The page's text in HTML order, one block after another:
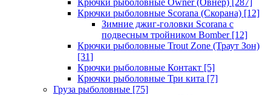
Крючки рыболовные Owner (Овнер) [287]
Крючки рыболовные Scorana (Скорана) [12]
Зимние джиг-головки Scorana с
подвесным тройником Bomber[12]
Крючки рыболовные Trout Zone (Траут Зон)
[31]
Крючки рыболовные Контакт [5]
Крючки рыболовные Три кита [7]
Груза рыболовные [75]